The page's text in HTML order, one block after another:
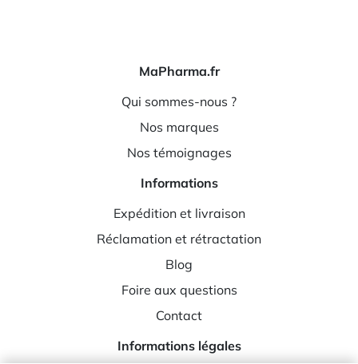
MaPharma.fr
Qui sommes-nous ?
Nos marques
Nos témoignages
Informations
Expédition et livraison
Réclamation et rétractation
Blog
Foire aux questions
Contact
Informations légales